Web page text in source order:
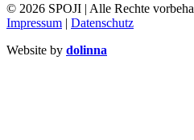
© 2026 SPOJI | Alle Rechte
Impressum | Datenschutz
Website by dolinna